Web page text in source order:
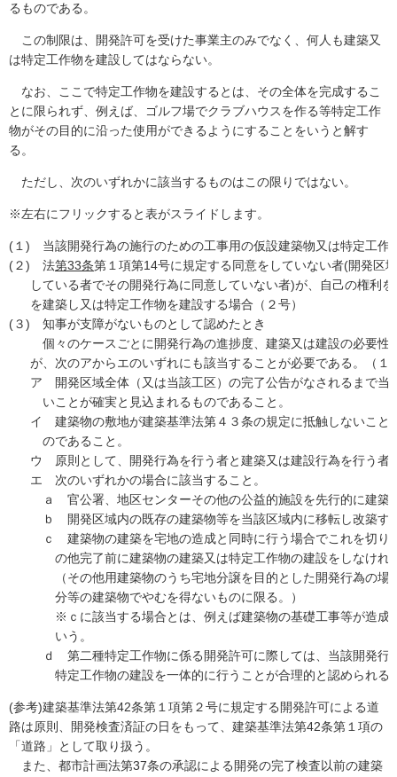
るものである。
この制限は、開発許可を受けた事業主のみでなく、何人も建築又
は特定工作物を建設してはならない。
なお、ここで特定工作物を建設するとは、その全体を完成するこ
とに限られず、例えば、ゴルフ場でクラブハウスを作る等特定工作
物がその目的に沿った使用ができるようにすることをいうと解す
る。
ただし、次のいずれかに該当するものはこの限りではない。
※左右にフリックすると表がスライドします。
(１) 当該開発行為の施行のための工事用の仮設建築物又は特定工作
(２) 法第33条第１項第14号に規定する同意をしていない者(開発区
している者でその開発行為に同意していない者)が、自己の権利
を建築し又は特定工作物を建設する場合（２号）
(３) 知事が支障がないものとして認めたとき
個々のケースごとに開発行為の進捗度、建築又は建設の必要性
が、次のアからエのいずれにも該当することが必要である。（１
ア 開発区域全体（又は当該工区）の完了公告がなされるまで当
いことが確実と見込まれるものであること。
イ
建築物の敷地が建築基準法第４３条の規定に抵触しないこと
のであること。
ウ
原則として、開発行為を行う者と建築又は建設行為を行う者
エ 次のいずれかの場合に該当すること。
ａ
官公署、地区センターその他の公益的施設を先行的に建築
ｂ
開発区域内の既存の建築物等を当該区域内に移転し改築す
ｃ
建築物の建築を宅地の造成と同時に行う場合でこれを切り
の他完了前に建築物の建築又は特定工作物の建設をしなけれ
（その他用建築物のうち宅地分譲を目的とした開発行為の
分等の建築物でやむを得ないものに限る。）
※ｃに該当する場合とは、例えば建築物の基礎工事等が造成
いう。
ｄ
第二種特定工作物に係る開発許可に際しては、当該開発行
特定工作物の建設を一体的に行うことが合理的と認められる
(参考)建築基準法第42条第１項第２号に規定する開発許可による道
路は原則、開発検査済証の日をもって、建築基準法第42条第１項の
「道路」として取り扱う。
また、都市計画法第37条の承認による開発の完了検査以前の建築